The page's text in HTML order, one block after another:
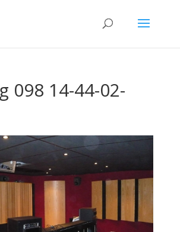
098 14-44-02-